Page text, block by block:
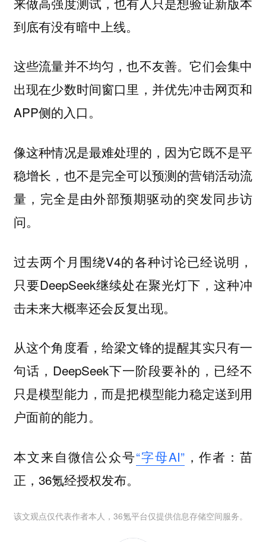
到底有没有暗中上线。
这些流量并不均匀，也不友善。它们会集中
出现在少数时间窗口里，并优先冲击网页和
APP侧的入口。
像这种情况是最难处理的，因为它既不是平
稳增长，也不是完全可以预测的营销活动流
量，完全是由外部预期驱动的突发同步访
问。
过去两个月围绕V4的各种讨论已经说明，
只要DeepSeek继续处在聚光灯下，这种冲
击未来大概率还会反复出现。
从这个角度看，给梁文锋的提醒其实只有一
句话，DeepSeek下一阶段要补的，已经不
只是模型能力，而是把模型能力稳定送到用
户面前的能力。
本文来自微信公众号“字母AI”，作者：苗
正，36氪经授权发布。
该文观点仅代表作者本人，36氪平台仅提供信息存储空间服务。